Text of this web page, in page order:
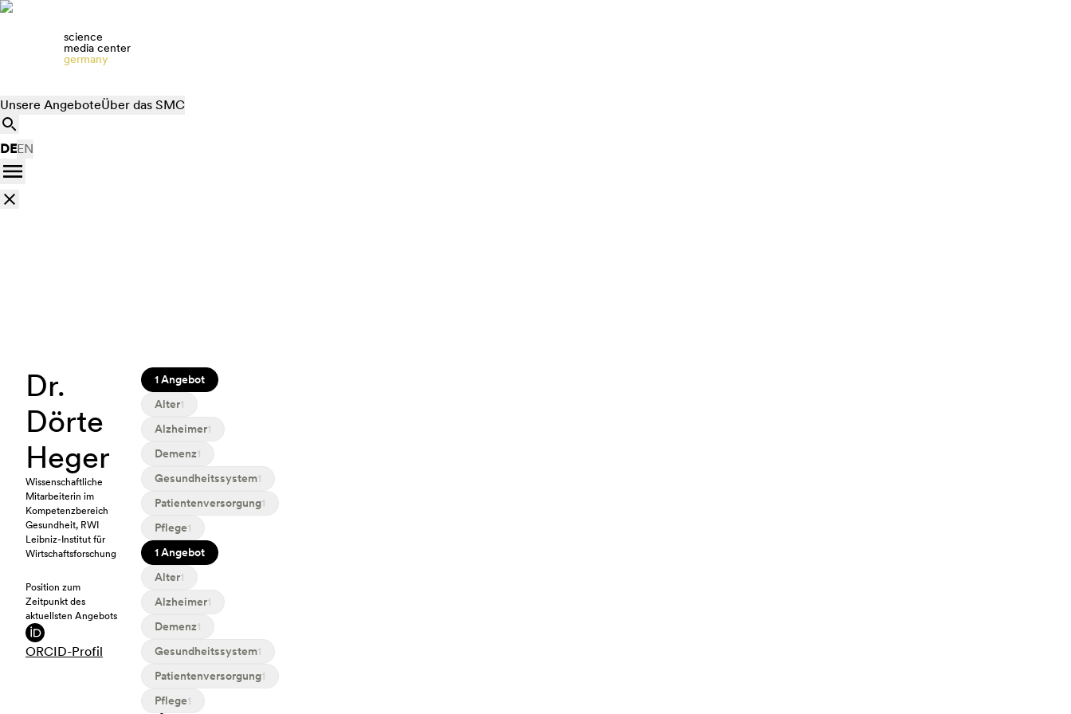
science
media center
germany
Unsere AngeboteÜber das SMC
DEEN
Dr.
Dörte
Heger
Wissenschaftliche
Mitarbeiterin im
Kompetenzbereich
Gesundheit, RWI
Leibniz-Institut für
Wirtschaftsforschung
Position zum
Zeitpunkt des
aktuellsten Angebots
ORCID-Profil
1 Angebot
Alter1
Alzheimer1
Demenz1
Gesundheitssystem1
Patientenversorgung1
Pflege1
1 Angebot
Alter1
Alzheimer1
Demenz1
Gesundheitssystem1
Patientenversorgung1
Pflege1